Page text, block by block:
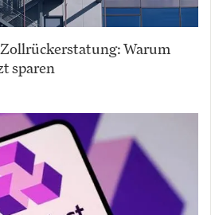
Warum
sparen